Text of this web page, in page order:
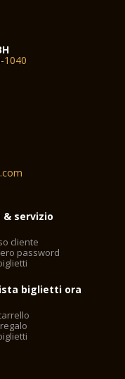
1040
& servizio
cliente
password
biglietti ora